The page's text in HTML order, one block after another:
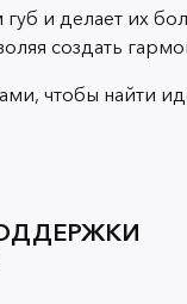
и делает их
создать
чтобы найти